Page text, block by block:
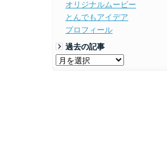
オリジナルムービー
とんでもアイデア
プロフィール
過去の記事